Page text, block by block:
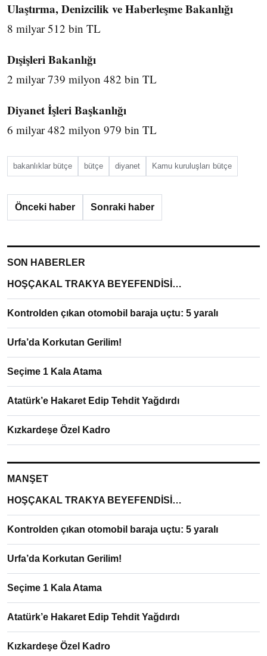
Ulaştırma, Denizcilik ve Haberleşme Bakanlığı
8 milyar 512 bin TL
Dışişleri Bakanlığı
2 milyar 739 milyon 482 bin TL
Diyanet İşleri Başkanlığı
6 milyar 482 milyon 979 bin TL
bakanlıklar bütçe bütçe diyanet Kamu kuruluşları bütçe
Önceki haber Sonraki haber
SON HABERLER
HOŞÇAKAL TRAKYA BEYEFENDİSİ…
Kontrolden çıkan otomobil baraja uçtu: 5 yaralı
Urfa’da Korkutan Gerilim!
Seçime 1 Kala Atama
Atatürk’e Hakaret Edip Tehdit Yağdırdı
Kızkardeşe Özel Kadro
MANŞET
HOŞÇAKAL TRAKYA BEYEFENDİSİ…
Kontrolden çıkan otomobil baraja uçtu: 5 yaralı
Urfa’da Korkutan Gerilim!
Seçime 1 Kala Atama
Atatürk’e Hakaret Edip Tehdit Yağdırdı
Kızkardeşe Özel Kadro